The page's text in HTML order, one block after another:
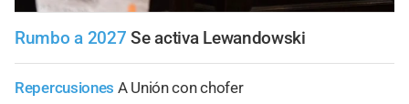
Rumbo a 2027 Se activa Lewandowski
Repercusiones A Unión con chofer